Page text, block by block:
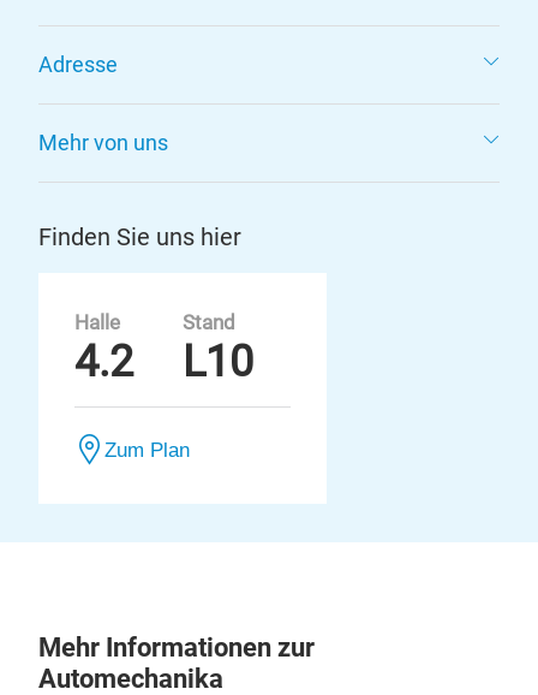
Adresse
Mehr von uns
Finden Sie uns hier
Halle
4.2
Stand
L10
Zum Plan
Mehr Informationen zur
Automechanika